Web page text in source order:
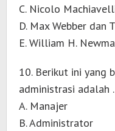
C. Nicolo
D. Max Webber dan
E. William H.
10. Berikut ini yang
administrasi adalah
A. Manajer
B. Administrator